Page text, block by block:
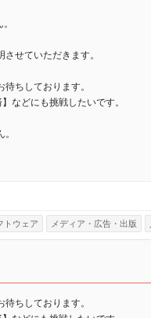
せていただきます。
ちしております。
などにも挑戦したいです。
トウェア メディア・広告・出版
ちしております。